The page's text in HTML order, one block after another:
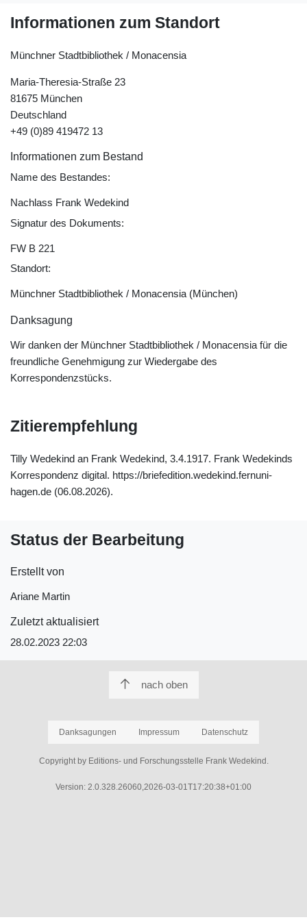
Informationen zum Standort
Münchner Stadtbibliothek / Monacensia
Maria-Theresia-Straße 23
81675 München
Deutschland
+49 (0)89 419472 13
Informationen zum Bestand
Name des Bestandes:
Nachlass Frank Wedekind
Signatur des Dokuments:
FW B 221
Standort:
Münchner Stadtbibliothek / Monacensia (München)
Danksagung
Wir danken der Münchner Stadtbibliothek / Monacensia für die
freundliche Genehmigung zur Wiedergabe des
Korrespondenzstücks.
Zitierempfehlung
Tilly Wedekind an Frank Wedekind, 3.4.1917. Frank Wedekinds
Korrespondenz digital. https://briefedition.wedekind.fernuni-
hagen.de (06.08.2026).
Status der Bearbeitung
Erstellt von
Ariane Martin
Zuletzt aktualisiert
28.02.2023 22:03
nach oben
Danksagungen Impressum Datenschutz
Copyright by Editions- und Forschungsstelle Frank Wedekind.
Version: 2.0.328.26060,2026-03-01T17:20:38+01:00